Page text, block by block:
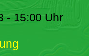
- 15:00 Uhr